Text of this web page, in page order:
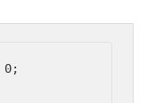
0;